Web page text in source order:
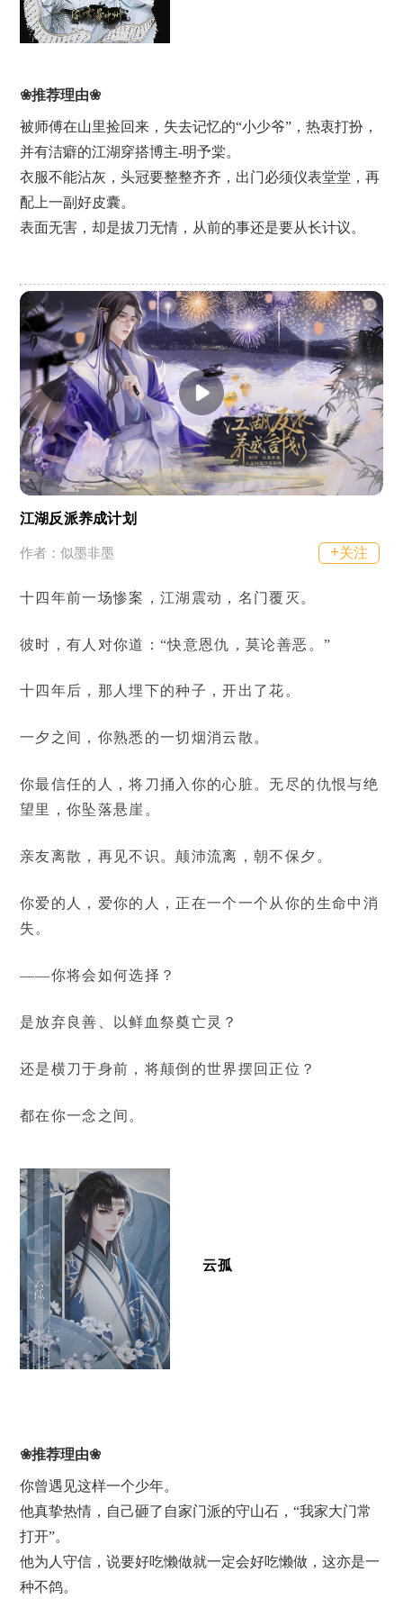
❀推荐理由❀
被师傅在山里捡回来，失去记忆的“小少爷”，热衷打扮，
并有洁癖的江湖穿搭博主-明予棠。
衣服不能沾灰，头冠要整整齐齐，出门必须仪表堂堂，再
配上一副好皮囊。
表面无害，却是拔刀无情，从前的事还是要从长计议。
江湖反派养成计划
作者：似墨非墨 +关注
十四年前一场惨案，江湖震动，名门覆灭。
彼时，有人对你道：“快意恩仇，莫论善恶。”
十四年后，那人埋下的种子，开出了花。
一夕之间，你熟悉的一切烟消云散。
你最信任的人，将刀捅入你的心脏。无尽的仇恨与绝
望里，你坠落悬崖。
亲友离散，再见不识。颠沛流离，朝不保夕。
你爱的人，爱你的人，正在一个一个从你的生命中消
失。
——你将会如何选择？
是放弃良善、以鲜血祭奠亡灵？
还是横刀于身前，将颠倒的世界摆回正位？
都在你一念之间。
云孤
❀推荐理由❀
你曾遇见这样一个少年。
他真挚热情，自己砸了自家门派的守山石，“我家大门常
打开”。
他为人守信，说要好吃懒做就一定会好吃懒做，这亦是一
种不鸽。